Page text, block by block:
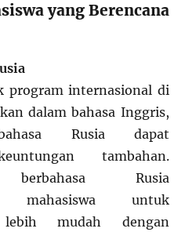
yang Berencana
program internasional di
dalam bahasa Inggris,
Rusia dapat
tambahan.
berbahasa Rusia
mahasiswa untuk
lebih mudah dengan